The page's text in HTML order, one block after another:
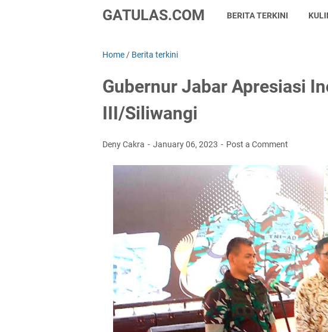
GATULAS.COM BERITA TERKINI
Home / Berita terkini
Gubernur Jabar Apresiasi
III/Siliwangi
Deny Cakra January 06, 2023 Post a Comment